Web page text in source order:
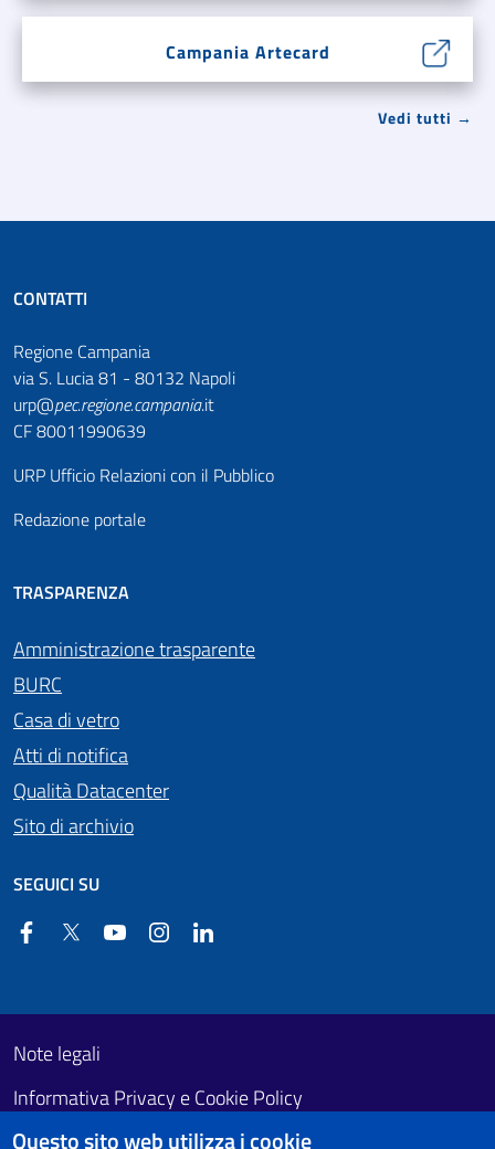
Campania Artecard
Vedi tutti →
CONTATTI
Regione Campania
via S. Lucia 81 - 80132 Napoli
urp@pec.regione.campania.it
CF 80011990639
URP Ufficio Relazioni con il Pubblico
Redazione portale
TRASPARENZA
Amministrazione trasparente
BURC
Casa di vetro
Atti di notifica
Qualità Datacenter
Sito di archivio
SEGUICI SU
FacebookTwitter YouTube Instagram
Footer First
Useful links section
Note legali
Informativa Privacy e Cookie Policy
Obiettivi di accessibilità
Questo sito web utilizza i cookie